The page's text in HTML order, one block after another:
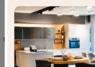
Scopri le
modello Dublin
in foto